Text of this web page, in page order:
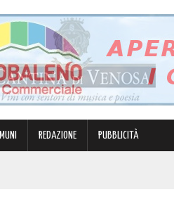
REDAZIONE PUBBLICITÀ